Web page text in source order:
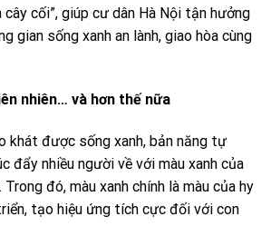
cây cối”, giúp cư dân Hà Nội tận hưởng
gian sống xanh an lành, giao hòa cùng
nhiên… và hơn thế nữa
khát được sống xanh, bản năng tự
đẩy nhiều người về với màu xanh của
đó, màu xanh chính là màu của hy
tạo hiệu ứng tích cực đối với con